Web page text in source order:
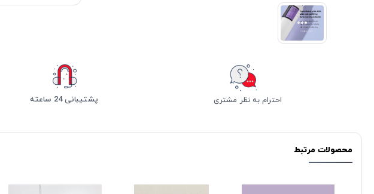
احترام به نظر مشتری پشتیبانی 24 ساعته
محصولات مرتبط